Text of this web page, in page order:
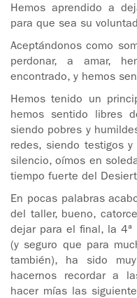
Hemos aprendido a
para que sea su
Aceptándonos como
perdonar, a amar,
encontrado, y hemos
Hemos tenido un
hemos sentido libres
siendo pobres y
redes, siendo testigos
silencio, oímos en
tiempo fuerte del
En pocas palabras
del taller, bueno,
dejar para el final, la 4ª
(y seguro que para
también), ha sido
hacernos recordar a
hacer mías las